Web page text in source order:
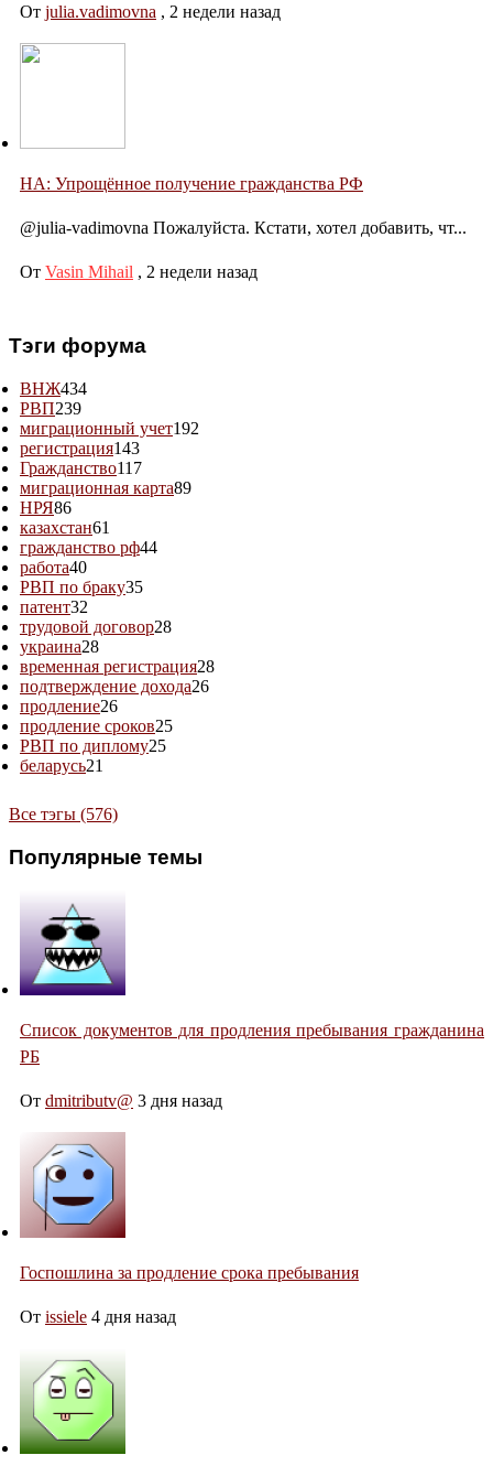
От julia.vadimovna , 2 недели назад
НА: Упрощённое получение гражданства РФ
@julia-vadimovna Пожалуйста. Кстати, хотел добавить, чт...
От Vasin Mihail , 2 недели назад
Тэги форума
ВНЖ434
РВП239
миграционный учет192
регистрация143
Гражданство117
миграционная карта89
НРЯ86
казахстан61
гражданство рф44
работа40
РВП по браку35
патент32
трудовой договор28
украина28
временная регистрация28
подтверждение дохода26
продление26
продление сроков25
РВП по диплому25
беларусь21
Все тэгы (576)
Популярные темы
Список документов для продления пребывания гражданина
РБ
От dmitributv@ 3 дня назад
Госпошлина за продление срока пребывания
От issiele 4 дня назад